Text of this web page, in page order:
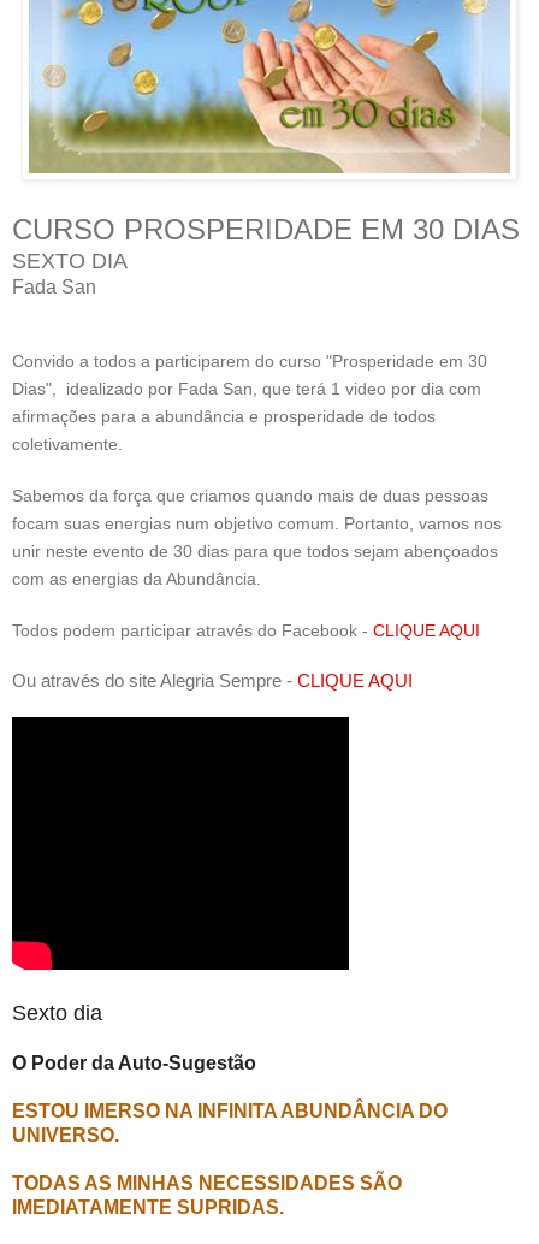
CURSO PROSPERIDADE EM 30 DIAS
SEXTO DIA
Fada San
Convido a todos a participarem do curso "Prosperidade em 30
Dias", idealizado por Fada San, que terá 1 video por dia com
afirmações para a abundância e prosperidade de todos
coletivamente.
Sabemos da força que criamos quando mais de duas pessoas
focam suas energias num objetivo comum. Portanto, vamos nos
unir neste evento de 30 dias para que todos sejam abençoados
com as energias da Abundância.
Todos podem participar através do Facebook - CLIQUE AQUI
Ou através do site Alegria Sempre - CLIQUE AQUI
Sexto dia
O Poder da Auto-Sugestão
ESTOU IMERSO NA INFINITA ABUNDÂNCIA DO
UNIVERSO.
TODAS AS MINHAS NECESSIDADES SÃO
IMEDIATAMENTE SUPRIDAS.